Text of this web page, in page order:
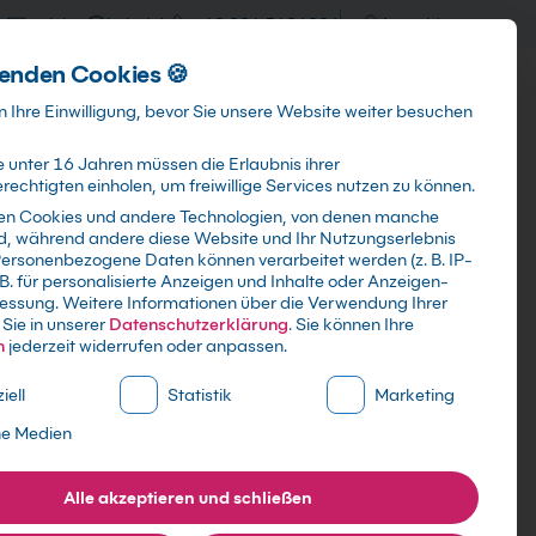
training@kebel.de +49 231 5191986 Anmelden
Suchen
Info & Services Kontakt
Cookies 🍪
Ihre Einwilligung, bevor Sie unsere Website weiter besuchen
unter 16 Jahren müssen die Erlaubnis ihrer
einholen, um freiwillige Services nutzen zu können.
Cookies und andere Technologien, von denen manche
während andere diese Website und Ihr Nutzungserlebnis
Daten können verarbeitet werden (z. B. IP-
für personalisierte Anzeigen und Inhalte oder Anzeigen-
Weitere Informationen über die Verwendung Ihrer
in unserer Datenschutzerklärung.Sie können Ihre
jederzeit widerrufen oder anpassen.
Liste der Service-Gruppen, für die eine Einwilligung
Statistik
Marketing
Medien
Alle akzeptieren und schließen